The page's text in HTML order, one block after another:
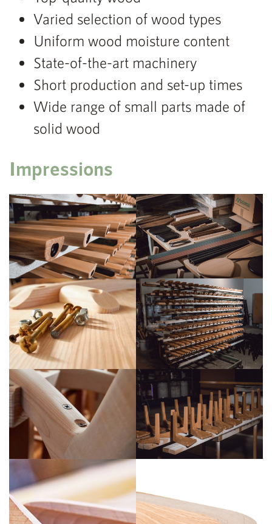
Varied selection of wood types
Uniform wood moisture content
State-of-the-art machinery
Short production and set-up times
Wide range of small parts made of
solid wood
Impressions